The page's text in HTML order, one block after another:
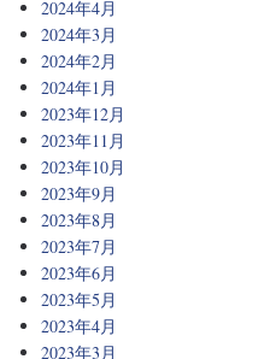
2024年4月
2024年3月
2024年2月
2024年1月
2023年12月
2023年11月
2023年10月
2023年9月
2023年8月
2023年7月
2023年6月
2023年5月
2023年4月
2023年3月